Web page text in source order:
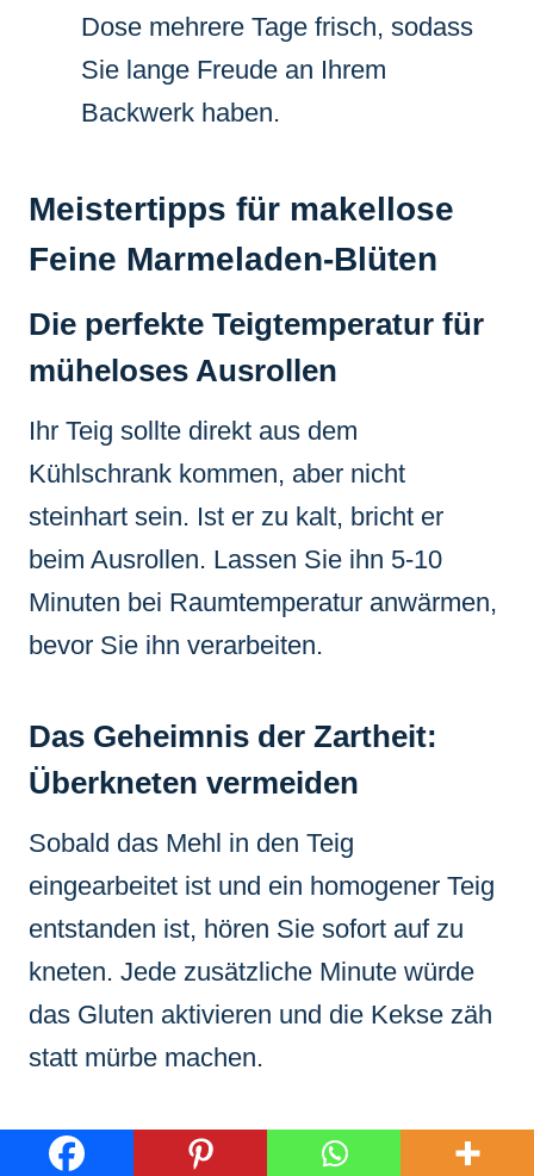
Dose mehrere Tage frisch, sodass
Sie lange Freude an Ihrem
Backwerk haben.
Meistertipps für makellose
Feine Marmeladen-Blüten
Die perfekte Teigtemperatur für
müheloses Ausrollen
Ihr Teig sollte direkt aus dem
Kühlschrank kommen, aber nicht
steinhart sein. Ist er zu kalt, bricht er
beim Ausrollen. Lassen Sie ihn 5-10
Minuten bei Raumtemperatur anwärmen,
bevor Sie ihn verarbeiten.
Das Geheimnis der Zartheit:
Überkneten vermeiden
Sobald das Mehl in den Teig
eingearbeitet ist und ein homogener Teig
entstanden ist, hören Sie sofort auf zu
kneten. Jede zusätzliche Minute würde
das Gluten aktivieren und die Kekse zäh
statt mürbe machen.
Gleichmäßige Keksdicke für ein